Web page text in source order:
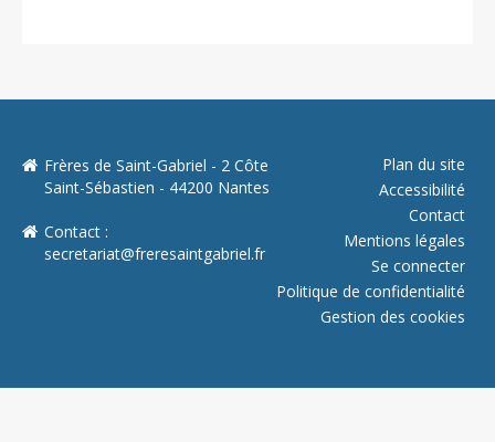
Plan du site
Accessibilité
Contact
Mentions légales
Se connecter
Politique de confidentialité
Gestion des cookies
Frères de Saint-Gabriel - 2 Côte
Saint-Sébastien - 44200 Nantes
Contact :
secretariat@freresaintgabriel.fr